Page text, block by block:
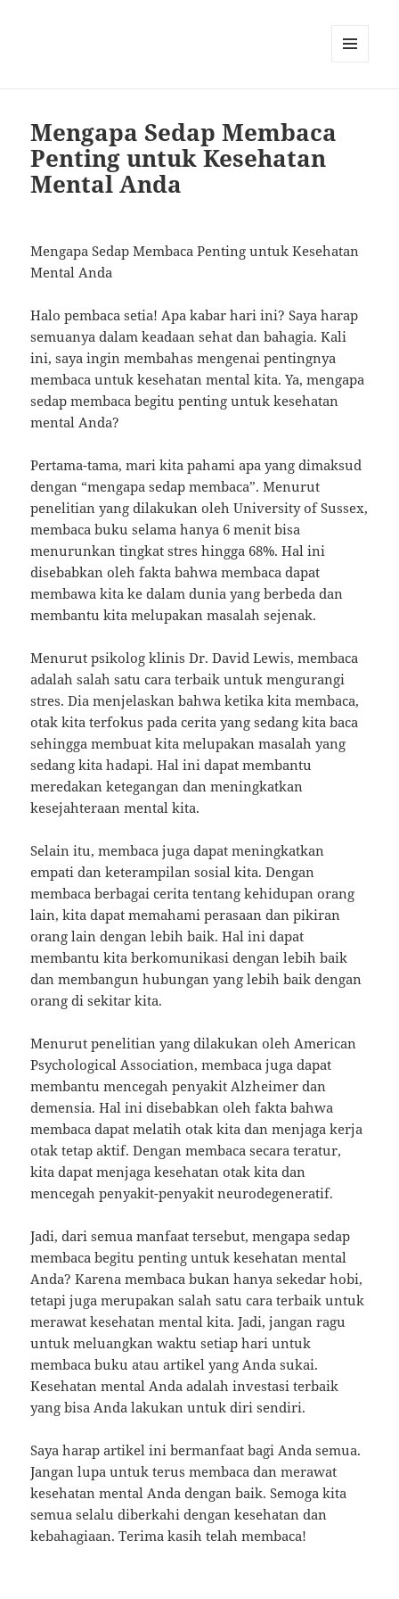
Mengapa Sedap Membaca
Penting untuk Kesehatan
Mental Anda
Mengapa Sedap Membaca Penting untuk Kesehatan
Mental Anda
Halo pembaca setia! Apa kabar hari ini? Saya harap
semuanya dalam keadaan sehat dan bahagia. Kali
ini, saya ingin membahas mengenai pentingnya
membaca untuk kesehatan mental kita. Ya, mengapa
sedap membaca begitu penting untuk kesehatan
mental Anda?
Pertama-tama, mari kita pahami apa yang dimaksud
dengan “mengapa sedap membaca”. Menurut
penelitian yang dilakukan oleh University of Sussex,
membaca buku selama hanya 6 menit bisa
menurunkan tingkat stres hingga 68%. Hal ini
disebabkan oleh fakta bahwa membaca dapat
membawa kita ke dalam dunia yang berbeda dan
membantu kita melupakan masalah sejenak.
Menurut psikolog klinis Dr. David Lewis, membaca
adalah salah satu cara terbaik untuk mengurangi
stres. Dia menjelaskan bahwa ketika kita membaca,
otak kita terfokus pada cerita yang sedang kita baca
sehingga membuat kita melupakan masalah yang
sedang kita hadapi. Hal ini dapat membantu
meredakan ketegangan dan meningkatkan
kesejahteraan mental kita.
Selain itu, membaca juga dapat meningkatkan
empati dan keterampilan sosial kita. Dengan
membaca berbagai cerita tentang kehidupan orang
lain, kita dapat memahami perasaan dan pikiran
orang lain dengan lebih baik. Hal ini dapat
membantu kita berkomunikasi dengan lebih baik
dan membangun hubungan yang lebih baik dengan
orang di sekitar kita.
Menurut penelitian yang dilakukan oleh American
Psychological Association, membaca juga dapat
membantu mencegah penyakit Alzheimer dan
demensia. Hal ini disebabkan oleh fakta bahwa
membaca dapat melatih otak kita dan menjaga kerja
otak tetap aktif. Dengan membaca secara teratur,
kita dapat menjaga kesehatan otak kita dan
mencegah penyakit-penyakit neurodegeneratif.
Jadi, dari semua manfaat tersebut, mengapa sedap
membaca begitu penting untuk kesehatan mental
Anda? Karena membaca bukan hanya sekedar hobi,
tetapi juga merupakan salah satu cara terbaik untuk
merawat kesehatan mental kita. Jadi, jangan ragu
untuk meluangkan waktu setiap hari untuk
membaca buku atau artikel yang Anda sukai.
Kesehatan mental Anda adalah investasi terbaik
yang bisa Anda lakukan untuk diri sendiri.
Saya harap artikel ini bermanfaat bagi Anda semua.
Jangan lupa untuk terus membaca dan merawat
kesehatan mental Anda dengan baik. Semoga kita
semua selalu diberkahi dengan kesehatan dan
kebahagiaan. Terima kasih telah membaca!